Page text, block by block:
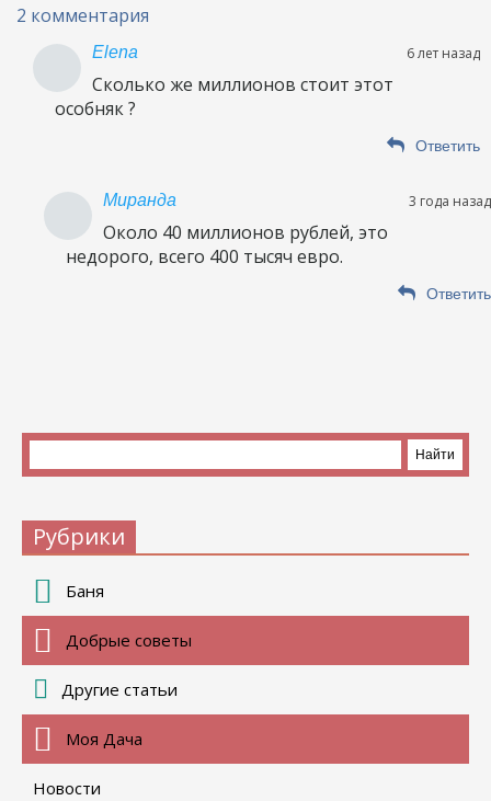
2 комментария
Elena 6 лет назад
Сколько же миллионов стоит этот
особняк ?
Ответить
Миранда 3 года назад
Около 40 миллионов рублей, это
недорого, всего 400 тысяч евро.
Ответить
Рубрики
Баня
Добрые советы
Другие статьи
Моя Дача
Новости